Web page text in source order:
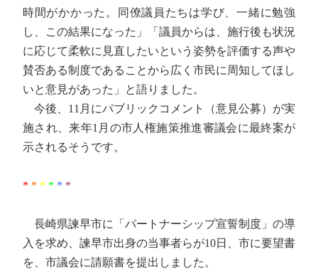
時間がかかった。同僚議員たちは学び、一緒に勉強
し、この結果になった」「議員からは、施行後も状況
に応じて柔軟に見直したいという姿勢を評価する声や
賛否ある制度であることから広く市民に周知してほし
いと意見があった」と語りました。
今後、11月にパブリックコメント（意見公募）が実
施され、来年1月の市人権施策推進審議会に最終案が
示されるそうです。
* * * * * *
長崎県諫早市に「パートナーシップ宣誓制度」の導
入を求め、諫早市出身の当事者らが10日、市に要望書
を、市議会に請願書を提出しました。